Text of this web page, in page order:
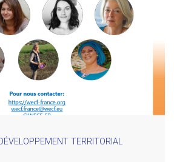
TERRITORIAL